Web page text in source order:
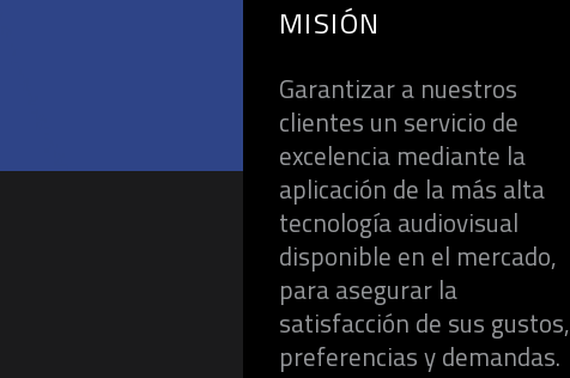
MISIÓN
Garantizar a nuestros
clientes un servicio de
excelencia mediante la
aplicación de la más alta
tecnología audiovisual
disponible en el mercado,
para asegurar la
satisfacción de sus gustos,
preferencias y demandas.